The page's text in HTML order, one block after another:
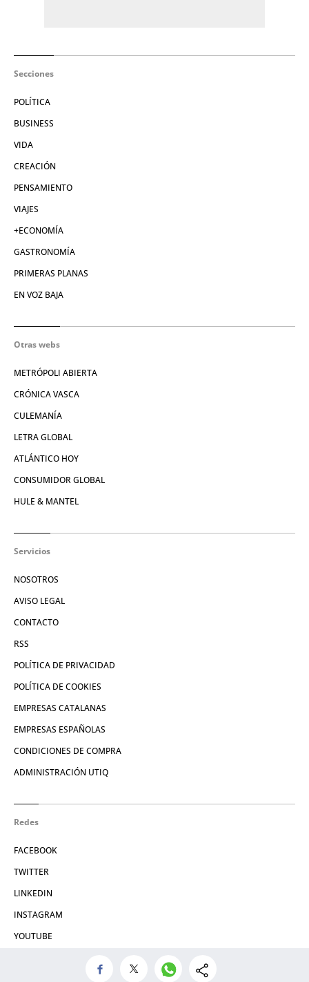
Secciones
POLÍTICA
BUSINESS
VIDA
CREACIÓN
PENSAMIENTO
VIAJES
+ECONOMÍA
GASTRONOMÍA
PRIMERAS PLANAS
EN VOZ BAJA
Otras webs
METRÓPOLI ABIERTA
CRÓNICA VASCA
CULEMANÍA
LETRA GLOBAL
ATLÁNTICO HOY
CONSUMIDOR GLOBAL
HULE & MANTEL
Servicios
NOSOTROS
AVISO LEGAL
CONTACTO
RSS
POLÍTICA DE PRIVACIDAD
POLÍTICA DE COOKIES
EMPRESAS CATALANAS
EMPRESAS ESPAÑOLAS
CONDICIONES DE COMPRA
ADMINISTRACIÓN UTIQ
Redes
FACEBOOK
TWITTER
LINKEDIN
INSTAGRAM
YOUTUBE